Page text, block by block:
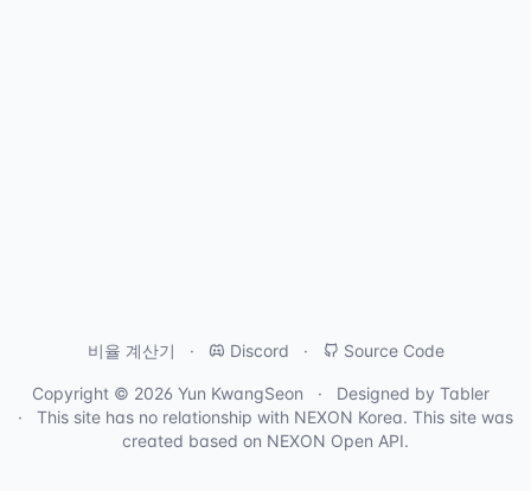
비율 계산기 Discord Source Code
Copyright © 2026 Yun KwangSeon Designed by Tabler
This site has no relationship with NEXON Korea. This site was
created based on NEXON Open API.